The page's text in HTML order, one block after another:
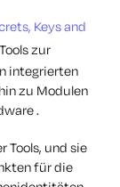
Keys and
zur
integrierten
zu Modulen
.
Tools, und sie
für die